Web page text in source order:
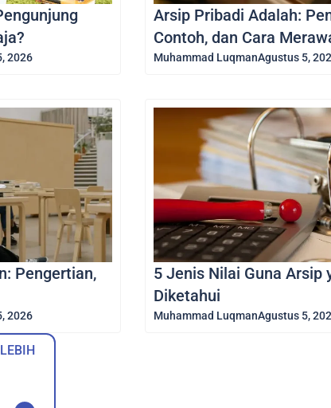
2026
Arsip Pribadi Adalah:
Contoh, dan Cara
Muhammad LuqmanAgustus 5,
Pengertian,
2026
5 Jenis Nilai Guna Arsip
Diketahui
Muhammad LuqmanAgustus 5,